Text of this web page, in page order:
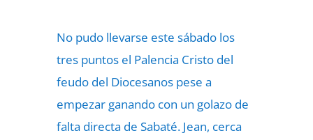
No pudo llevarse este sábado los
tres puntos el Palencia Cristo del
feudo del Diocesanos pese a
empezar ganando con un golazo de
falta directa de Sabaté. Jean, cerca